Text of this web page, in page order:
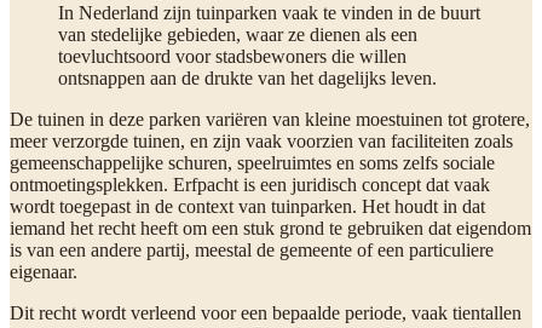
In Nederland zijn tuinparken vaak te vinden in de buurt
van stedelijke gebieden, waar ze dienen als een
toevluchtsoord voor stadsbewoners die willen
ontsnappen aan de drukte van het dagelijks leven.
De tuinen in deze parken variëren van kleine moestuinen tot grotere,
meer verzorgde tuinen, en zijn vaak voorzien van faciliteiten zoals
gemeenschappelijke schuren, speelruimtes en soms zelfs sociale
ontmoetingsplekken. Erfpacht is een juridisch concept dat vaak
wordt toegepast in de context van tuinparken. Het houdt in dat
iemand het recht heeft om een stuk grond te gebruiken dat eigendom
is van een andere partij, meestal de gemeente of een particuliere
eigenaar.
Dit recht wordt verleend voor een bepaalde periode, vaak tientallen